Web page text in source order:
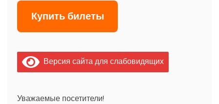
Купить билеты
Версия сайта для слабовидящих
Уважаемые посетители!